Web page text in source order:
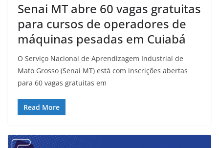
Senai MT abre 60 vagas gratuitas
para cursos de operadores de
máquinas pesadas em Cuiabá
O Serviço Nacional de Aprendizagem Industrial de
Mato Grosso (Senai MT) está com inscrições abertas
para 60 vagas gratuitas em
Read More